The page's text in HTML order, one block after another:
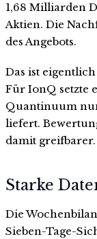
1,68 Milliarden
Aktien. Die
des Angebots.
Das ist
Für IonQ setzte
Quantinuum
liefert.
damit greifbarer.
Starke
Die
Sieben-Tage-